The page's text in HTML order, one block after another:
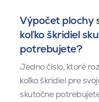
Výpočet plochy
koľko škridiel
potrebujete?
Jedno číslo, ktoré
koľko škridiel pre
skutočne